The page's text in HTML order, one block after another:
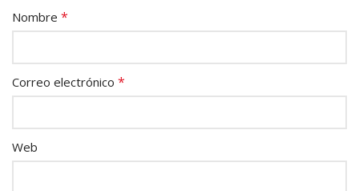
Nombre *
Correo electrónico *
Web